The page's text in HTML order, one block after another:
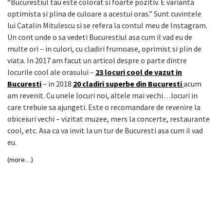
optimista si plina de culoare a acestui oras.” Sunt cuvintele
lui Catalin Mitulescu si se refera la contul meu de Instagram.
Un cont unde o sa vedeti Bucurestiul asa cum il vad eu de
multe ori – in culori, cu cladiri frumoase, oprimist si plin de
viata. In 2017 am facut un articol despre o parte dintre
locurile cool ale orasului – 23 locuri cool de vazut in
Bucuresti– in 2018 20 cladiri superbe din Bucurestiacum
am revenit. Cu unele locuri noi, altele mai vechi…locuri in
care trebuie sa ajungeti. Este o recomandare de revenire la
obiceiuri vechi – vizitat muzee, mers la concerte, restaurante
cool, etc. Asa ca va invit la un tur de Bucuresti asa cum il vad
eu.
(more…)